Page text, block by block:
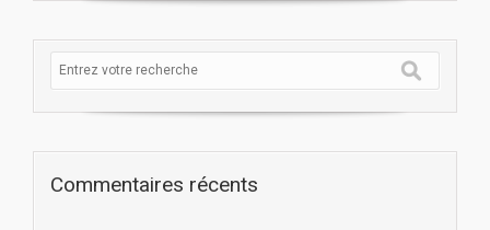
Commentaires récents